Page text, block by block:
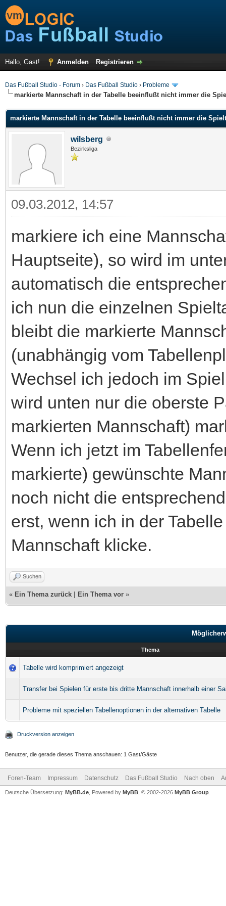
Hallo, Gast! Anmelden Registrieren
Das Fußball Studio - Forum › Das Fußball Studio › Probleme
markierte Mannschaft in der Tabelle beeinflußt nicht immer die
markierte Mannschaft in der Tabelle beeinflußt nicht immer die
wilsberg
Bezirksliga
09.03.2012, 14:57
markiere ich eine
Hauptseite), so wird im
automatisch die
ich nun die einzelnen
bleibt die markierte
(unabhängig vom
Wechsel ich jedoch im
wird unten nur die oberste
markierten Mannschaft)
Wenn ich jetzt im
markierte) gewünschte
noch nicht die
erst, wenn ich in der
Mannschaft klicke.
Suchen
« Ein Thema zurück Ein Thema vor »
Thema
Tabelle wird komprimiert angezeigt
Transfer bei Spielen für erste bis dritte Mannschaft innerhalb einer
Probleme mit speziellen Tabellenoptionen in der alternativen Tabelle
Druckversion anzeigen
Benutzer, die gerade dieses Thema anschauen: 1 Gast/Gäste
Foren-Team Impressum Datenschutz Das Fußball Studio Nach oben
Deutsche Übersetzung: MyBB.de , Powered by MyBB , © 2002-2026 MyBB Group